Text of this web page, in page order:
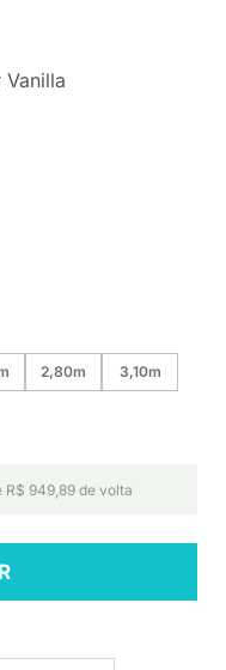
2,80m 3,10m
R$ 949,89 de volta